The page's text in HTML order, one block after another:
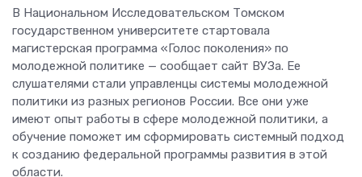
В Национальном Исследовательском Томском
государственном университете стартовала
магистерская программа «Голос поколения» по
молодежной политике — сообщает сайт ВУЗа. Ее
слушателями стали управленцы системы молодежной
политики из разных регионов России. Все они уже
имеют опыт работы в сфере молодежной политики, а
обучение поможет им сформировать системный подход
к созданию федеральной программы развития в этой
области.